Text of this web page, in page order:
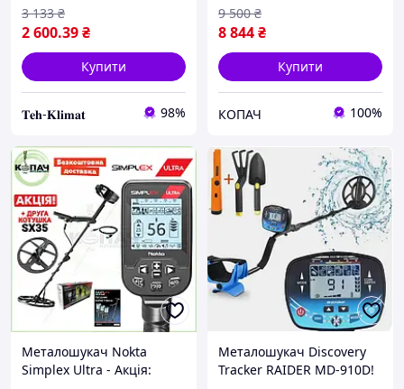
2 600.39₴
3 133 ₴
Купити
𝐓𝐞𝐡-𝐊𝐥𝐢𝐦𝐚𝐭 98%
8 844₴
9 500 ₴
Купити
КОПАЧ 100%
Металошукач Nokta
Simplex Ultra - Акція:
Металошукач Discovery
Tracker RAIDER MD-910D!